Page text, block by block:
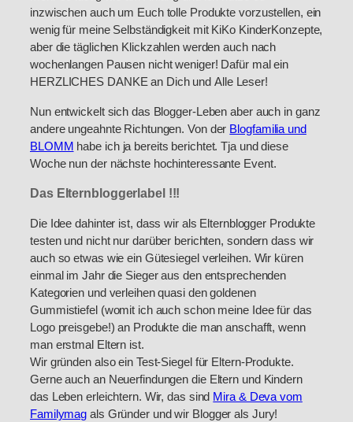
inzwischen auch um Euch tolle Produkte vorzustellen, ein
wenig für meine Selbständigkeit mit KiKo KinderKonzepte,
aber die täglichen Klickzahlen werden auch nach
wochenlangen Pausen nicht weniger! Dafür mal ein
HERZLICHES DANKE an Dich und Alle Leser!
Nun entwickelt sich das Blogger-Leben aber auch in ganz
andere ungeahnte Richtungen. Von der Blogfamilia und
BLOMM habe ich ja bereits berichtet. Tja und diese
Woche nun der nächste hochinteressante Event.
Das Elternbloggerlabel !!!
Die Idee dahinter ist, dass wir als Elternblogger Produkte
testen und nicht nur darüber berichten, sondern dass wir
auch so etwas wie ein Gütesiegel verleihen. Wir küren
einmal im Jahr die Sieger aus den entsprechenden
Kategorien und verleihen quasi den goldenen
Gummistiefel (womit ich auch schon meine Idee für das
Logo preisgebe!) an Produkte die man anschafft, wenn
man erstmal Eltern ist.
Wir gründen also ein Test-Siegel für Eltern-Produkte.
Gerne auch an Neuerfindungen die Eltern und Kindern
das Leben erleichtern. Wir, das sind Mira & Deva vom
Familymag als Gründer und wir Blogger als Jury!